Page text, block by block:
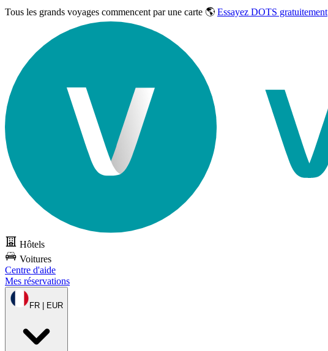
Tous les grands voyages commencent par une carte 🌎 Essayez DOTS gratuitement
Hôtels
Voitures
Centre d'aide
Mes réservations
FR | EUR